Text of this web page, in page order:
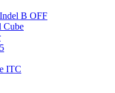
B OFF
Cube
ITC